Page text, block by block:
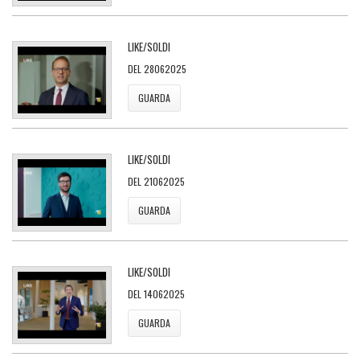
LIKE/SOLDI
DEL 28062025
GUARDA
LIKE/SOLDI
DEL 21062025
GUARDA
LIKE/SOLDI
DEL 14062025
GUARDA